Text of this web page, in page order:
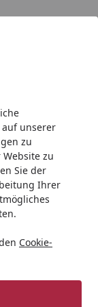
unserer
zu
zu
Sie der
Ihrer
Cookie-
beträgt